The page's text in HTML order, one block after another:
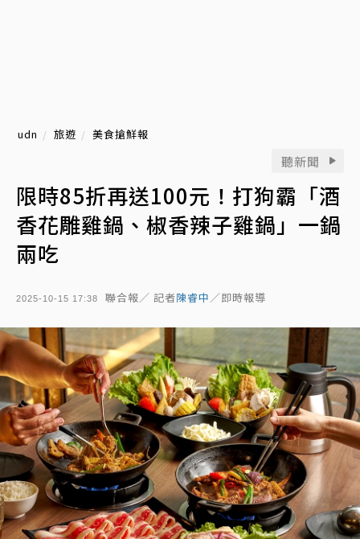
udn 旅遊 美食搶鮮報
聽新聞
限時85折再送100元！打狗霸「酒
香花雕雞鍋、椒香辣子雞鍋」一鍋
兩吃
2025-10-15 17:38 聯合報／ 記者陳睿中／即時報導